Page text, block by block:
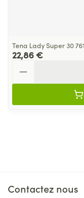
Tena Lady Super 30
22,86 €
Contactez nous